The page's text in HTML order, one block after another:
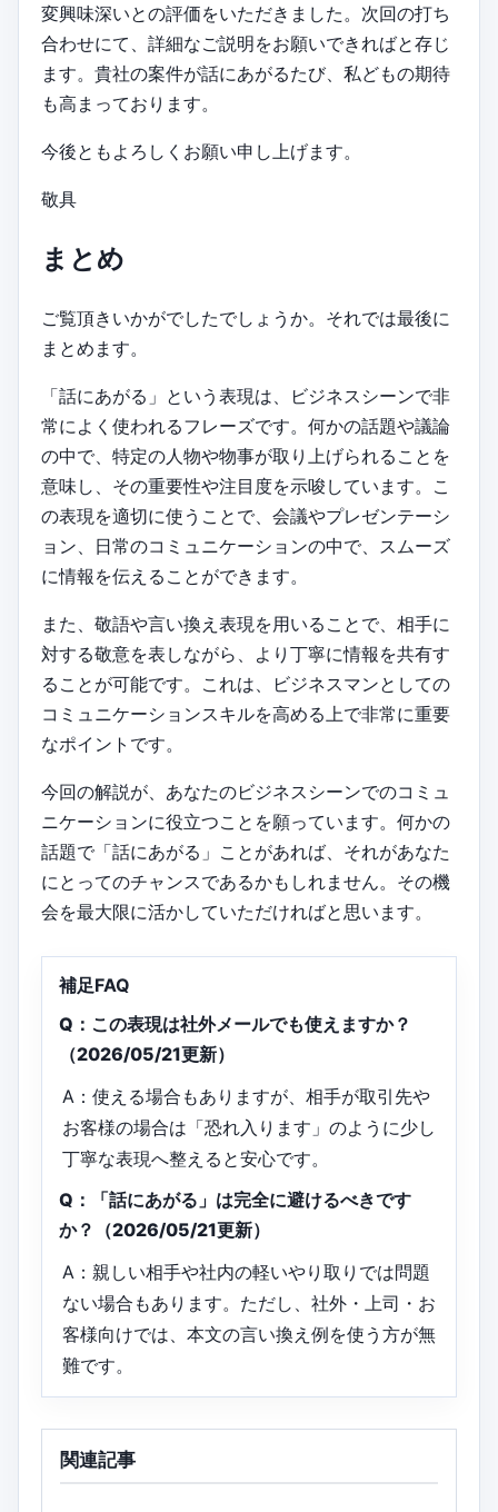
変興味深いとの評価をいただきました。次回の打ち
合わせにて、詳細なご説明をお願いできればと存じ
ます。貴社の案件が話にあがるたび、私どもの期待
も高まっております。
今後ともよろしくお願い申し上げます。
敬具
まとめ
ご覧頂きいかがでしたでしょうか。それでは最後に
まとめます。
「話にあがる」という表現は、ビジネスシーンで非
常によく使われるフレーズです。何かの話題や議論
の中で、特定の人物や物事が取り上げられることを
意味し、その重要性や注目度を示唆しています。こ
の表現を適切に使うことで、会議やプレゼンテーシ
ョン、日常のコミュニケーションの中で、スムーズ
に情報を伝えることができます。
また、敬語や言い換え表現を用いることで、相手に
対する敬意を表しながら、より丁寧に情報を共有す
ることが可能です。これは、ビジネスマンとしての
コミュニケーションスキルを高める上で非常に重要
なポイントです。
今回の解説が、あなたのビジネスシーンでのコミュ
ニケーションに役立つことを願っています。何かの
話題で「話にあがる」ことがあれば、それがあなた
にとってのチャンスであるかもしれません。その機
会を最大限に活かしていただければと思います。
補足FAQ
Q：この表現は社外メールでも使えますか？
（2026/05/21更新）
A：使える場合もありますが、相手が取引先や
お客様の場合は「恐れ入ります」のように少し
丁寧な表現へ整えると安心です。
Q：「話にあがる」は完全に避けるべきです
か？（2026/05/21更新）
A：親しい相手や社内の軽いやり取りでは問題
ない場合もあります。ただし、社外・上司・お
客様向けでは、本文の言い換え例を使う方が無
難です。
関連記事